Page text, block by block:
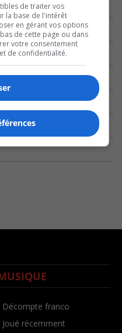
Décompte franco
Joué récemment
de traiter vos
la base de l'intérêt
en gérant vos options
de cette page ou dans
votre consentement
de confidentialité.